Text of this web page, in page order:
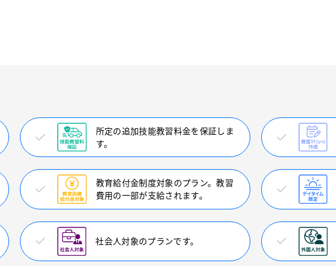
所定の追加技能教習料金を保証しま
す。
教育給付金制度対象のプラン。教習
費用の一部が支給されます。
社会人対象のプランです。